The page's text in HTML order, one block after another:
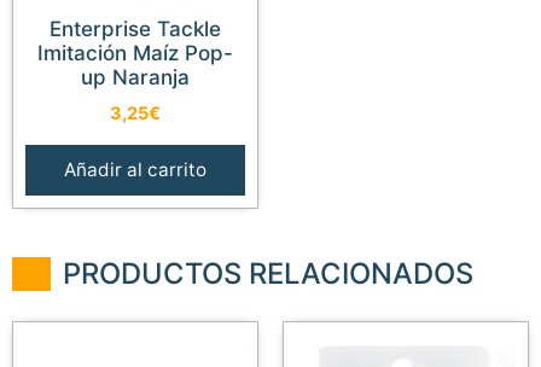
Enterprise Tackle
Imitación Maíz Pop-
up Naranja
3,25€
Añadir al carrito
PRODUCTOS RELACIONADOS